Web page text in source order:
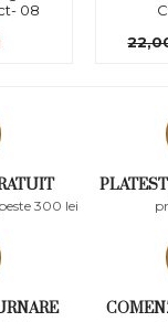
300 lei
08